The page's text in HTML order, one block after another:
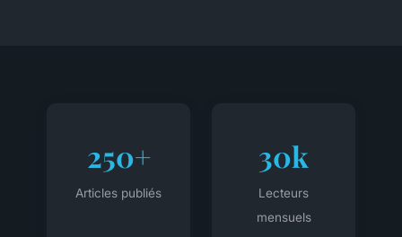
250+
Articles publiés
30k
Lecteurs
mensuels